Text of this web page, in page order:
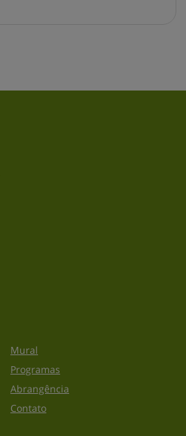
Mural
Programas
Abrangência
Contato